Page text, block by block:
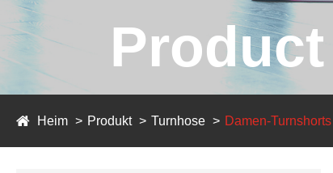
Product
Heim Produkt Turnhose Damen-Turnshorts